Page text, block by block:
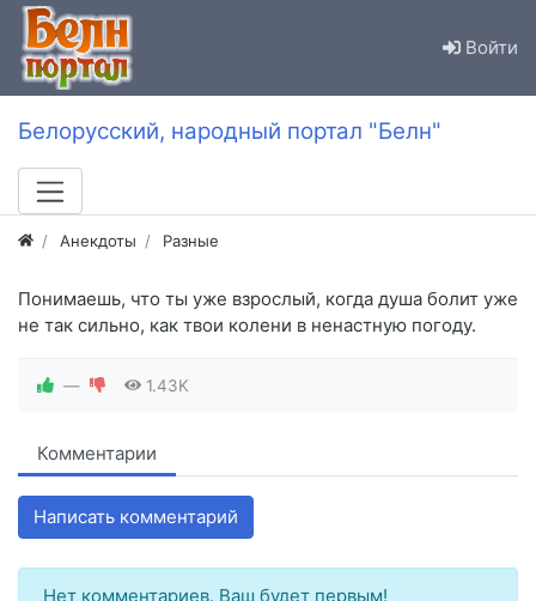
Войти
Белорусский, народный портал "Белн"
Анекдоты Разные
Понимаешь, что ты уже взрослый, когда душа болит уже
не так сильно, как твои колени в ненастную погоду.
— 1.43K
Комментарии
Написать комментарий
Нет комментариев. Ваш будет первым!